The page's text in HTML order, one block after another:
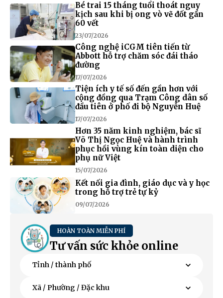
Bé trai 15 tháng tuổi thoát nguy
kịch sau khi bị ong vò vẽ đốt gần
60 vết
23/07/2026
Công nghệ iCGM tiên tiến từ
Abbott hỗ trợ chăm sóc đái tháo
đường
17/07/2026
Tiện ích y tế số đến gần hơn với
cộng đồng qua Trạm Công dân số
đầu tiên ở phố đi bộ Nguyễn Huệ
17/07/2026
Hơn 35 năm kinh nghiệm, bác sĩ
Võ Thị Ngọc Huệ và hành trình
phục hồi vùng kín toàn diện cho
phụ nữ Việt
15/07/2026
Kết nối gia đình, giáo dục và y học
trong hỗ trợ trẻ tự kỷ
09/07/2026
HOÀN TOÀN MIỄN PHÍ
Tư vấn sức khỏe online